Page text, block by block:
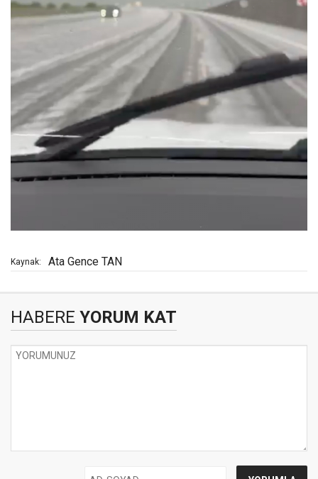
Kaynak: Ata Gence TAN
HABERE YORUM KAT